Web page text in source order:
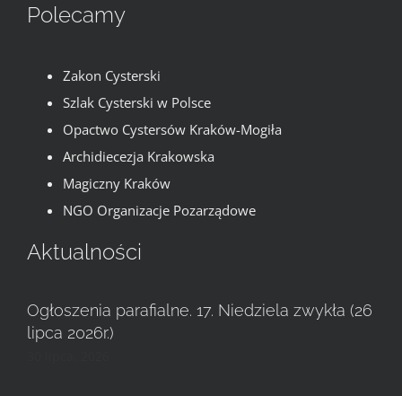
Polecamy
Zakon Cysterski
Szlak Cysterski w Polsce
Opactwo Cystersów Kraków-Mogiła
Archidiecezja Krakowska
Magiczny Kraków
NGO Organizacje Pozarządowe
Aktualności
Ogłoszenia parafialne. 17. Niedziela zwykła (26
lipca 2026r.)